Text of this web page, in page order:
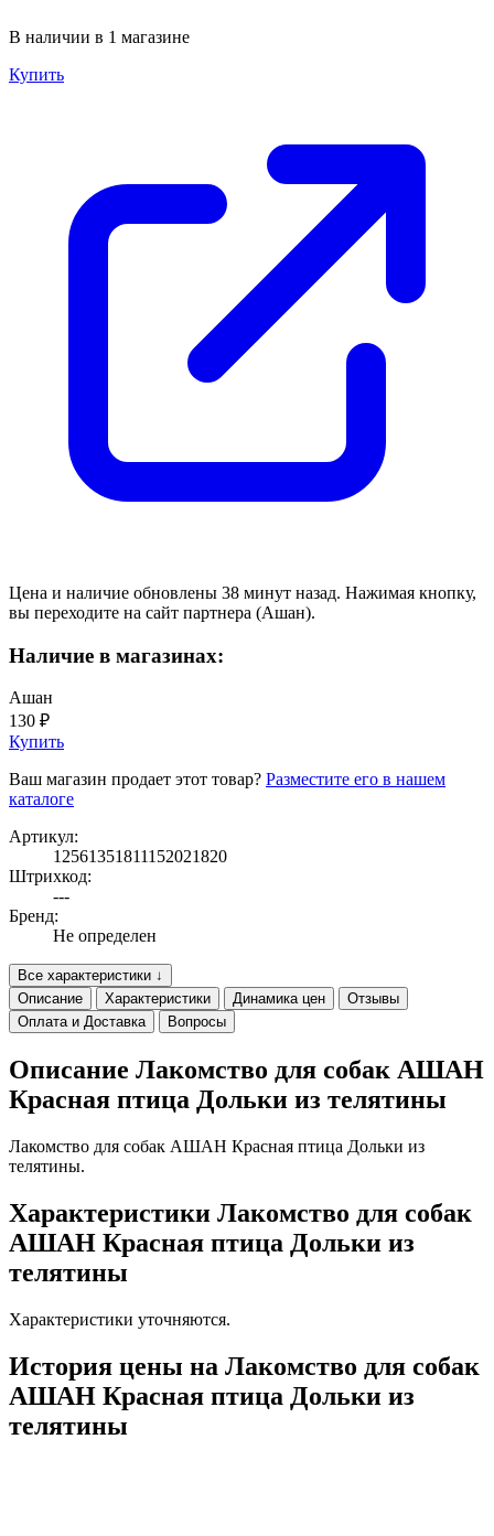
В наличии в 1 магазине
Купить
Цена и наличие обновлены 38 минут назад. Нажимая кнопку,
вы переходите на сайт партнера (Ашан).
Наличие в магазинах:
Ашан
130 ₽
Купить
Ваш магазин продает этот товар? Разместите его в нашем
каталоге
Артикул:
12561351811152021820
Штрихкод:
---
Бренд:
Не определен
Все характеристики ↓
Описание
Характеристики Динамика цен
Отзывы
Оплата и Доставка
Вопросы
Описание Лакомство для собак АШАН
Красная птица Дольки из телятины
Лакомство для собак АШАН Красная птица Дольки из
телятины.
Характеристики Лакомство для собак
АШАН Красная птица Дольки из
телятины
Характеристики уточняются.
История цены на Лакомство для собак
АШАН Красная птица Дольки из
телятины